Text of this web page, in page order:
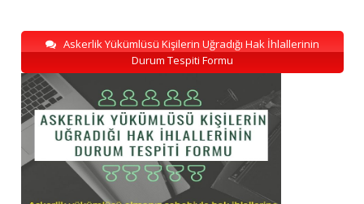
Askerlik Yükümlüsü Kişilerin Uğradığı Hak İhlallerinin
Durum Tespiti Formu